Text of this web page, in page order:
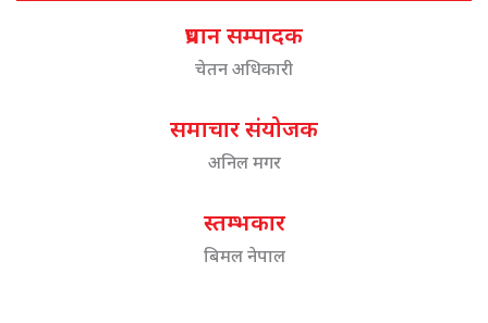
प्रधान सम्पादक
चेतन अधिकारी
समाचार संयोजक
अनिल मगर
स्तम्भकार
बिमल नेपाल